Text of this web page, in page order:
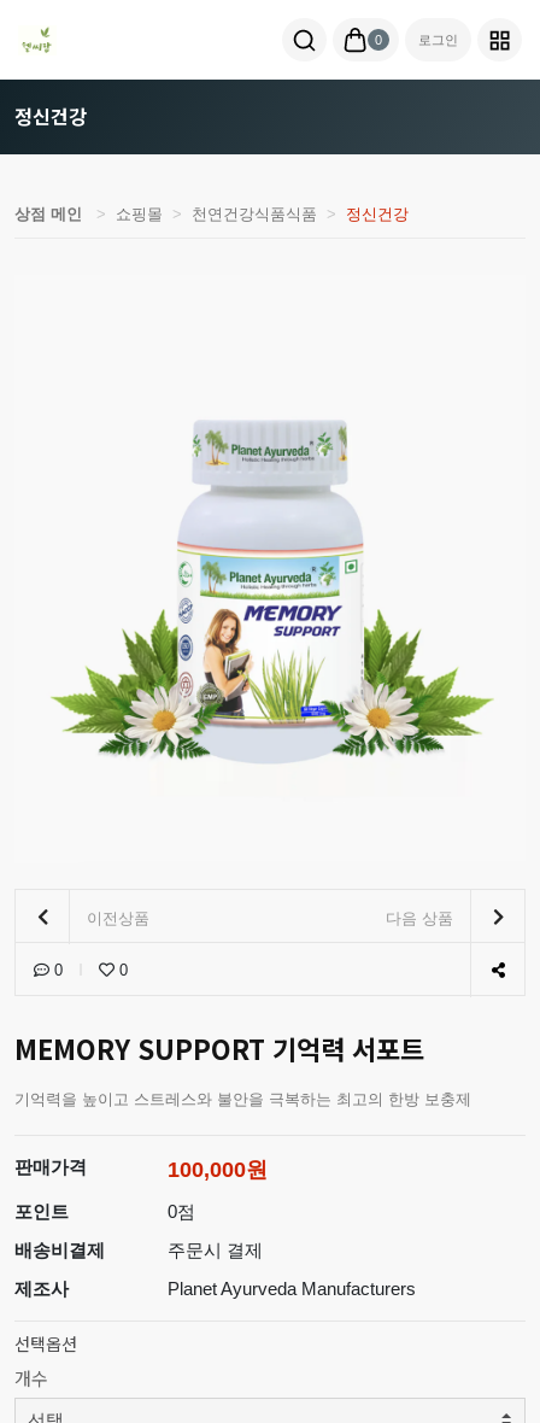
0 로그인
정신건강
상점 메인 쇼핑몰 천연건강식품식품 정신건강
이전상품 다음 상품
0 0
MEMORY SUPPORT 기억력 서포트
기억력을 높이고 스트레스와 불안을 극복하는 최고의 한방 보충제
판매가격 100,000원
포인트
0점
배송비결제
주문시 결제
제조사
Planet Ayurveda Manufacturers
선택옵션
개수